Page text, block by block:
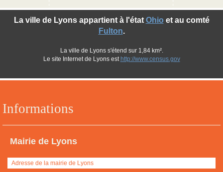
Informations
Mairie de Lyons
Adresse de la mairie de Lyons
La ville de Lyons appartient à l'état Ohio et au comté
Fulton.
La ville de Lyons s'étend sur 1,84 km².
Le site Internet de Lyons est http://www.census.gov